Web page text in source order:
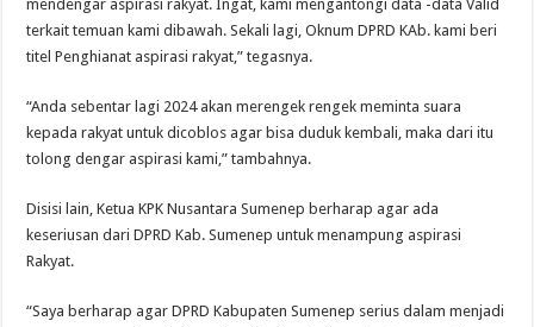
mendengar aspirasi rakyat. Ingat, kami mengantongi data -data Valid
terkait temuan kami dibawah. Sekali lagi, Oknum DPRD KAb. kami beri
titel Penghianat aspirasi rakyat,” tegasnya.
“Anda sebentar lagi 2024 akan merengek rengek meminta suara
kepada rakyat untuk dicoblos agar bisa duduk kembali, maka dari itu
tolong dengar aspirasi kami,” tambahnya.
Disisi lain, Ketua KPK Nusantara Sumenep berharap agar ada
keseriusan dari DPRD Kab. Sumenep untuk menampung aspirasi
Rakyat.
“Saya berharap agar DPRD Kabupaten Sumenep serius dalam menjadi